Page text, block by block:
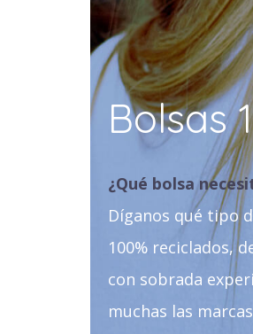
Bolsas
¿Qué bolsa
Díganos qué tipo
100% reciclados,
con sobrada
muchas las